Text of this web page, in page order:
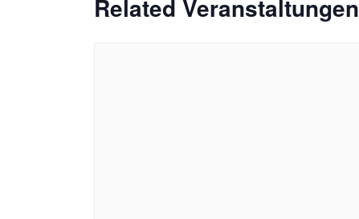
Related Veranstaltungen